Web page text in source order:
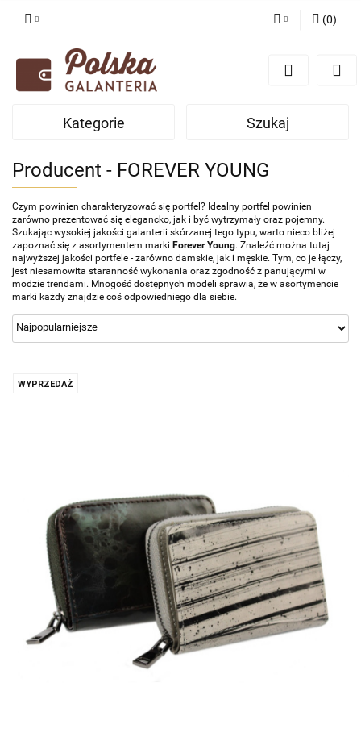
Zaloguj się
Zgody cookies
(0)
Kategorie Szukaj
Producent - FOREVER YOUNG
Czym powinien charakteryzować się portfel? Idealny portfel powinien
zarówno prezentować się elegancko, jak i być wytrzymały oraz pojemny.
Szukając wysokiej jakości galanterii skórzanej tego typu, warto nieco bliżej
zapoznać się z asortymentem marki Forever Young. Znaleźć można tutaj
najwyższej jakości portfele - zarówno damskie, jak i męskie. Tym, co je łączy,
jest niesamowita staranność wykonania oraz zgodność z panującymi w
modzie trendami. Mnogość dostępnych modeli sprawia, że w asortymencie
marki każdy znajdzie coś odpowiedniego dla siebie.
WYPRZEDAŻ